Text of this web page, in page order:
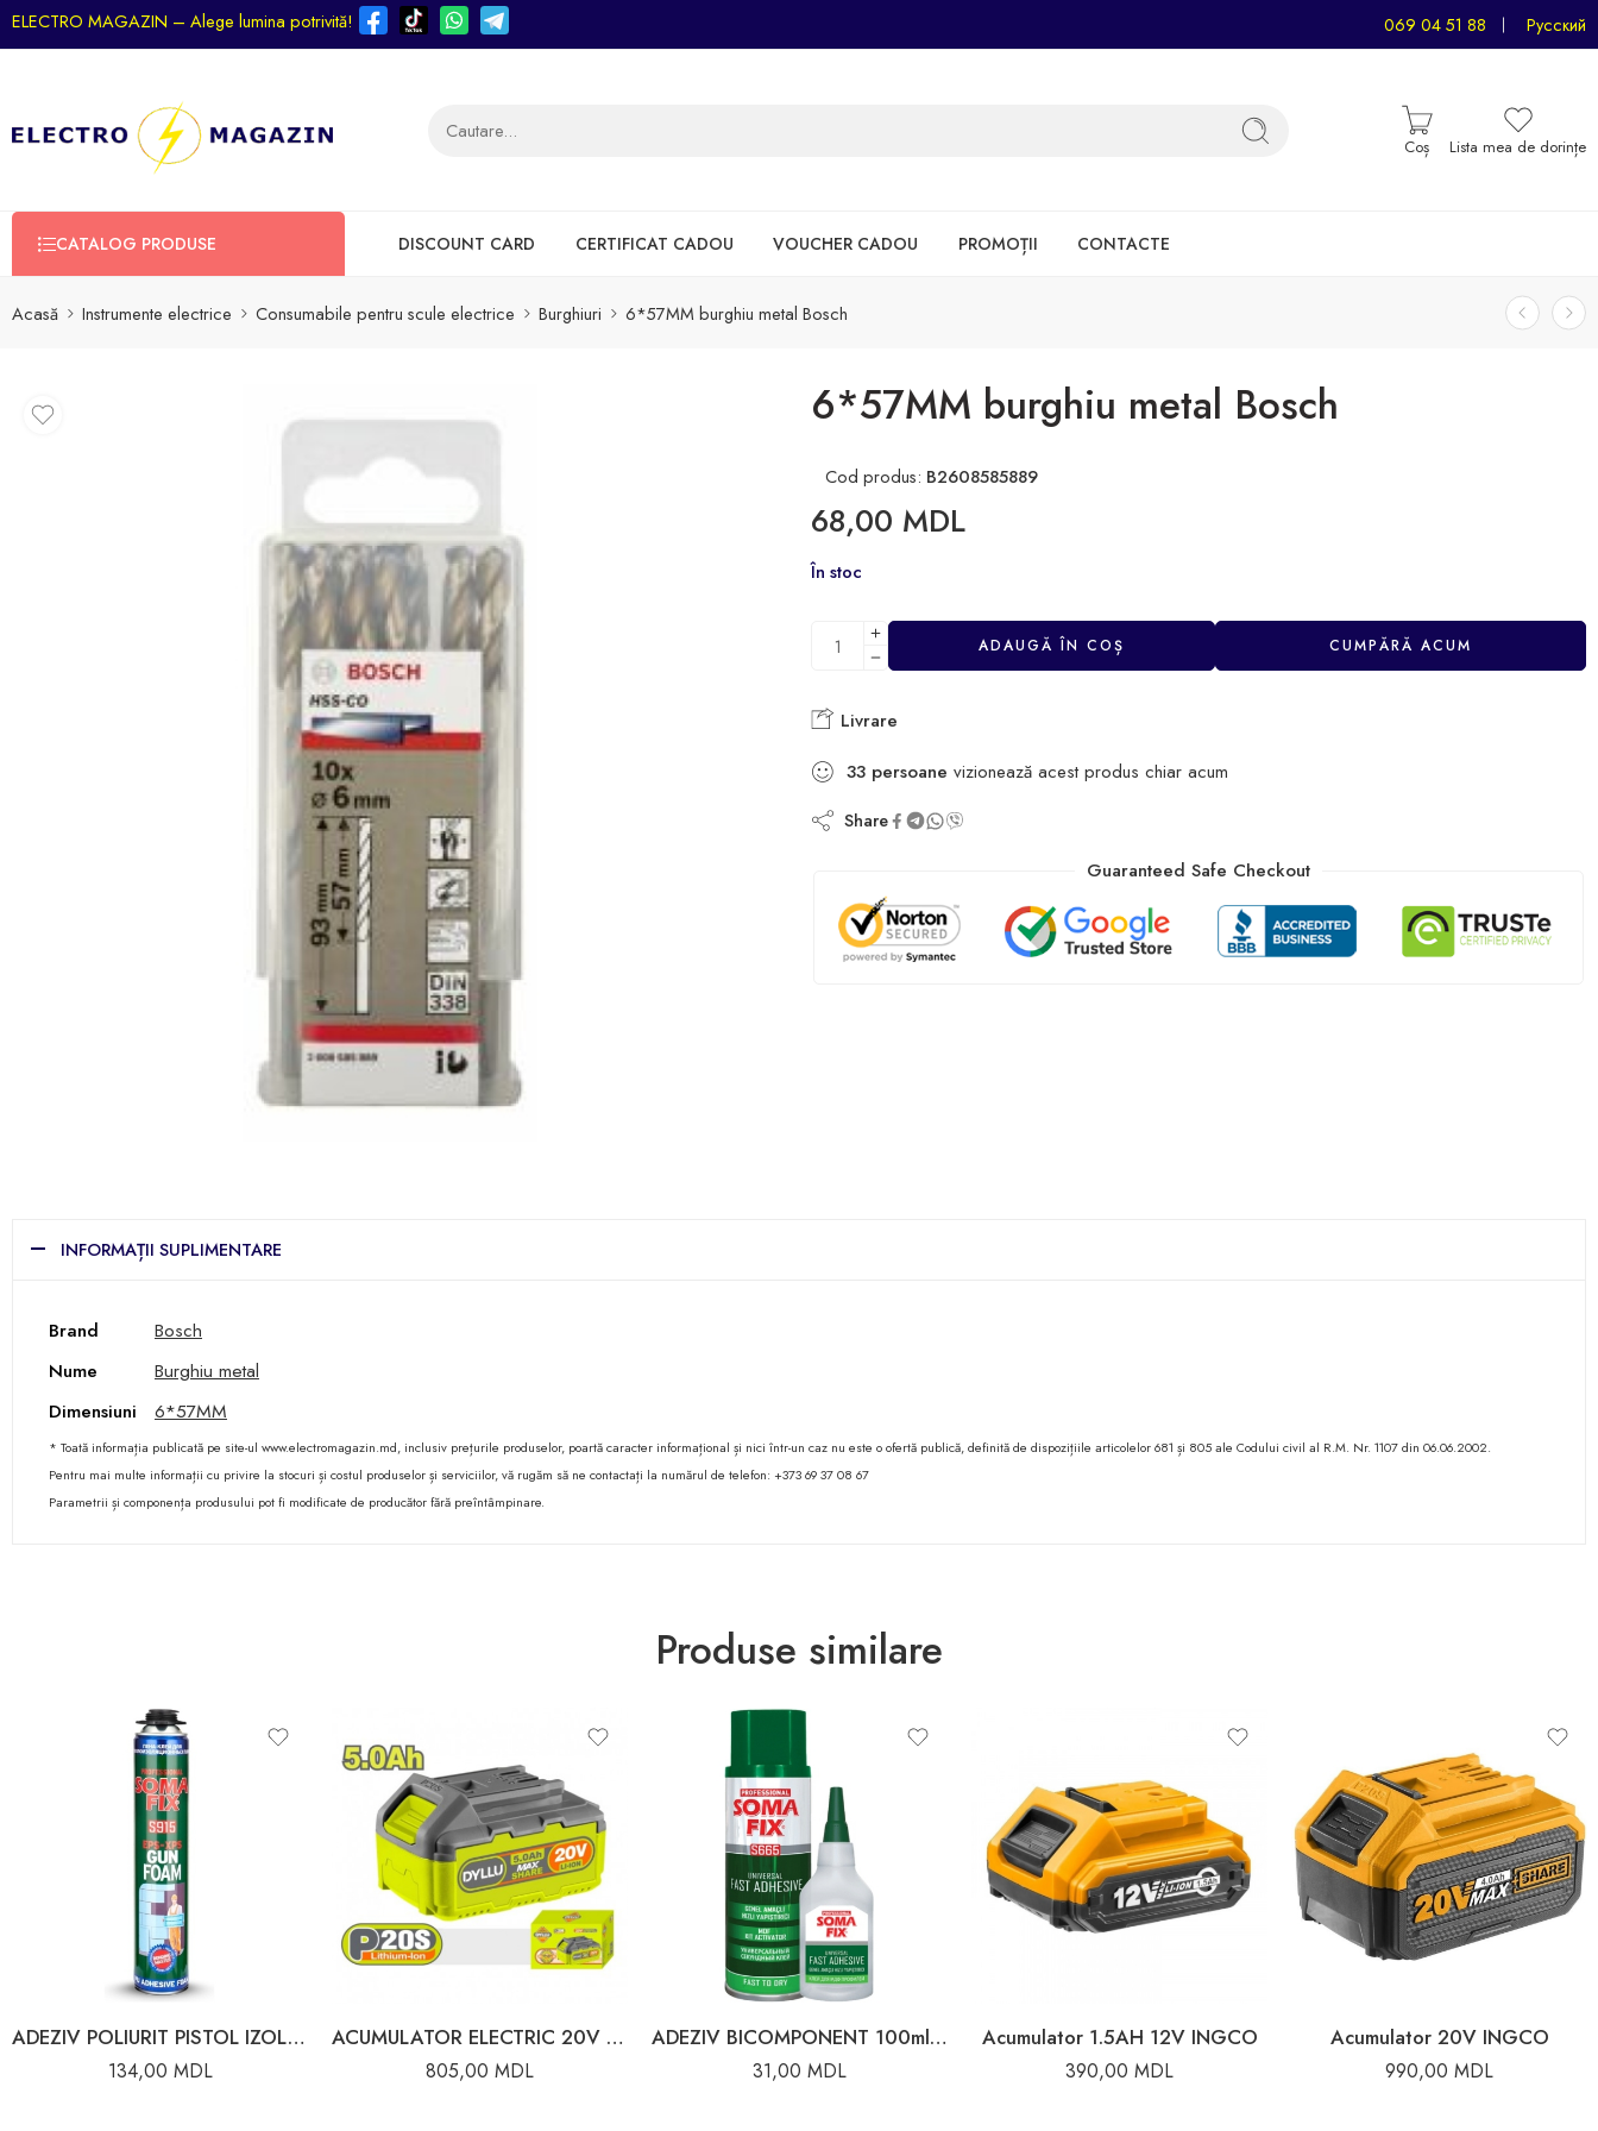
ELECTRO MAGAZIN – Alege lumina potrivită! 069 04 51 88 Русский
Coș Lista mea de dorințe
CATALOG PRODUSE DISCOUNT CARD CERTIFICAT CADOU VOUCHER CADOU PROMOȚII CONTACTE
Acasă Instrumente electrice Consumabile pentru scule electrice Burghiuri 6*57MM burghiu metal Bosch
6*57MM burghiu metal Bosch
Cod produs: B2608585889
68,00 MDL
În stoc
ADAUGĂ ÎN COȘ CUMPĂRĂ ACUM
Livrare
33 persoane vizionează acest produs chiar acum
Share
Guaranteed Safe Checkout
INFORMAȚII SUPLIMENTARE
Brand
Bosch
Nume
Burghiu metal
Dimensiuni
6*57MM
* Toată informația publicată pe site-ul www.electromagazin.md, inclusiv prețurile produselor, poartă caracter informațional și nici într-un caz nu este o ofertă publică, definită de dispozițiile articolelor 681 și 805 ale Codului civil al R.M. Nr. 1107 din 06.06.2002.
Pentru mai multe informații cu privire la stocuri și costul produselor și serviciilor, vă rugăm să ne contactați la numărul de telefon: +373 69 37 08 67
Parametrii și componența produsului pot fi modificate de producător fără preîntâmpinare.
Produse similare
ADEZIV POLIURIT PISTOL IZOLARE 750ML/50L
134,00 MDL
ACUMULATOR ELECTRIC 20V 5.0AH DYLLU
805,00 MDL
ADEZIV BICOMPONENT 100ml ACTIVATOR 25g SOMAFIX 80058
31,00 MDL
Acumulator 1.5AH 12V INGCO
390,00 MDL
Acumulator 20V INGCO
990,00 MDL